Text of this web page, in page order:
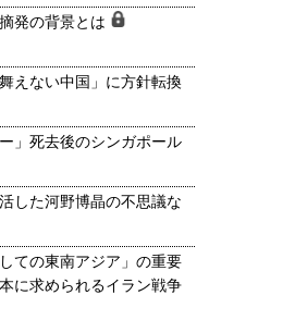
発の背景とは
えない中国」に方針転換
」死去後のシンガポール
した河野博晶の不思議な
ての東南アジア」の重要
に求められるイラン戦争